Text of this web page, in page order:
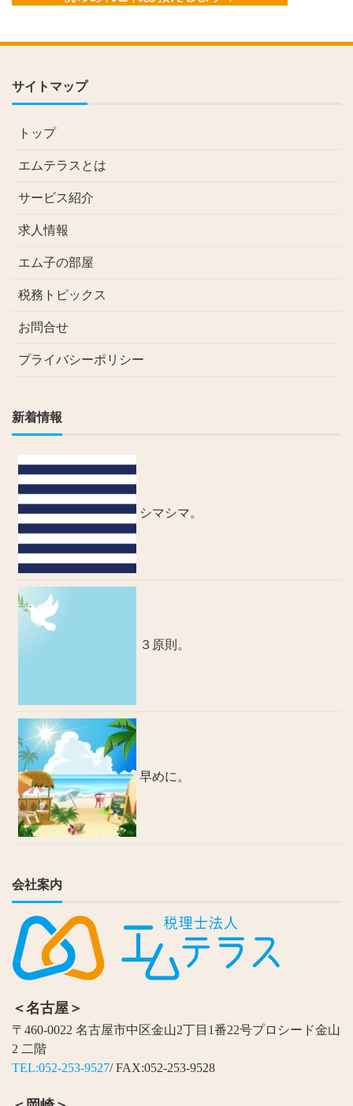
サイトマップ
トップ
エムテラスとは
サービス紹介
求人情報
エム子の部屋
税務トピックス
お問合せ
プライバシーポリシー
新着情報
シマシマ。
３原則。
早めに。
会社案内
＜名古屋＞
〒460-0022 名古屋市中区金山2丁目1番22号プロシード金山
2 二階
TEL:052-253-9527/ FAX:052-253-9528